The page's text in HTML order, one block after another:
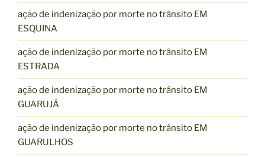
ação de indenização por morte no trânsito EM
ESQUINA
ação de indenização por morte no trânsito EM
ESTRADA
ação de indenização por morte no trânsito EM
GUARUJÁ
ação de indenização por morte no trânsito EM
GUARULHOS